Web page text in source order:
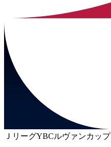
ＪリーグYBCルヴァンカップ